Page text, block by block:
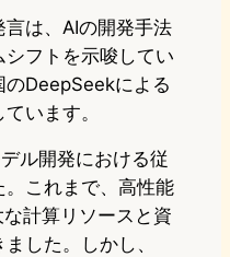
は、AIの開発手法
フトを示唆してい
のDeepSeekによる
います。
ル開発における従
これまで、高性能
計算リソースと資
した。しかし、